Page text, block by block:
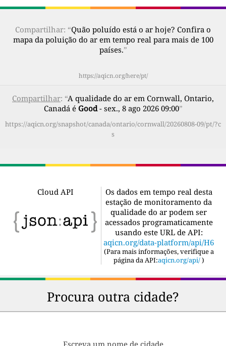
Compartilhar: “Quão poluído está o ar hoje? Confira o
mapa da poluição do ar em tempo real para mais de 100
países.”
https://aqicn.org/here/pt/
Compartilhar: “A qualidade do ar em Cornwall, Ontario,
Canadá é Good- sex., 8 ago 2026 09:00”
https://aqicn.org/snapshot/canada/ontario/cornwall/20260808-09/pt/?c
s
Cloud API
Os dados em tempo real desta
estação de monitoramento da
qualidade do ar podem ser
acessados programaticamente
usando este URL de API:
aqicn.org/data-platform/api/H6
(Para mais informações, verifique a
página da API:aqicn.org/api/ )
Procura outra cidade?
Escreva um nome de cidade